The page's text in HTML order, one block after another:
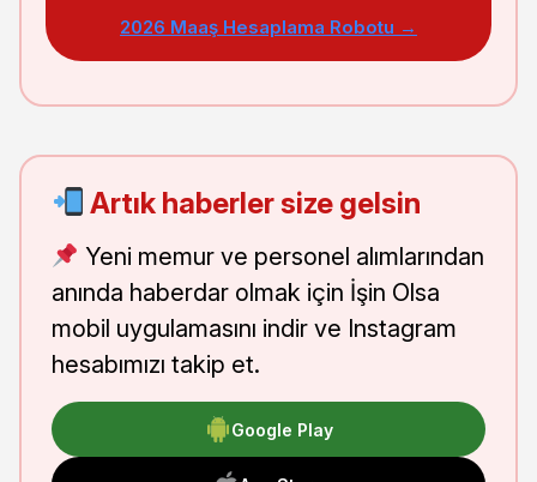
2026 Maaş Hesaplama Robotu →
Artık haberler size gelsin
Yeni memur ve personel alımlarından
anında haberdar olmak için İşin Olsa
mobil uygulamasını indir ve Instagram
hesabımızı takip et.
Google Play